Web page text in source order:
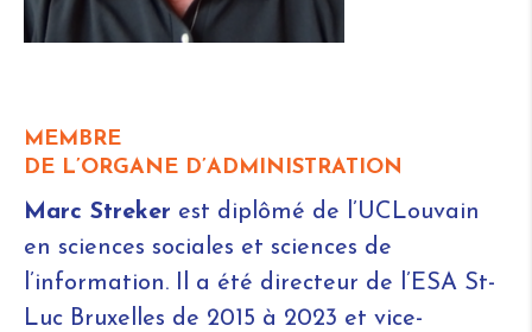
MEMBRE
DE L’ORGANE D’ADMINISTRATION
Marc Streker est diplômé de l’UCLouvain
en sciences sociales et sciences de
l’information. Il a été directeur de l’ESA St-
Luc Bruxelles de 2015 à 2023 et vice-